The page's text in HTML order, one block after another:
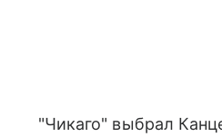
"Чикаго" выбрал